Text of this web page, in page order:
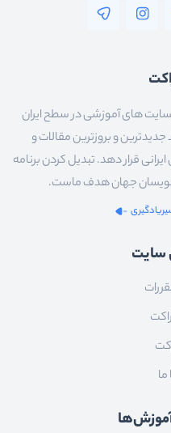
های آموزشی در سطح ایران
و بروزترین مقالات و
قرار دهد. تبدیل کردن برنامه
نویسان جهان هدف ماست.
ما